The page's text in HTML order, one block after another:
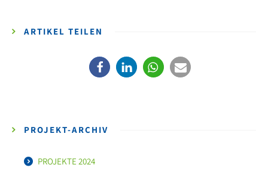
ARTIKEL TEILEN
PROJEKT-ARCHIV
PROJEKTE 2024